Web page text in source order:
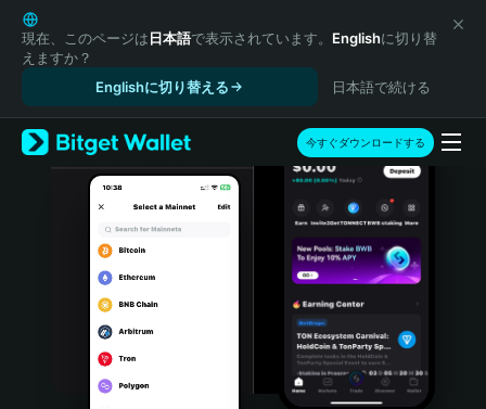
English
日本語
Tiếng Việt
Español (Latinoamérica)
Türkçe
Italiano
Português (Portugal)
Bahasa Indonesia
現在、このページは日本語で表示されています。 Englishに切り替
えますか？
Englishに切り替える
日本語で続ける
今すぐダウンロードする